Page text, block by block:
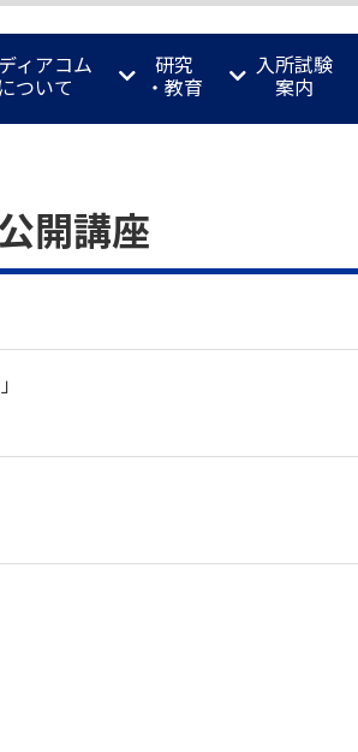
ィアコム
について
研究
・教育
入所試験
案内
開講座